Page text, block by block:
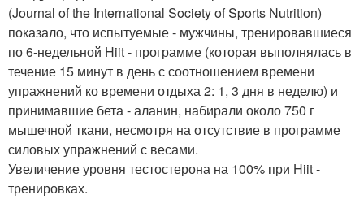
(Journal of the International Society of Sports Nutrition)
показало, что испытуемые - мужчины, тренировавшиеся
по 6-недельной Hiit - программе (которая выполнялась в
течение 15 минут в день с соотношением времени
упражнений ко времени отдыха 2: 1, 3 дня в неделю) и
принимавшие бета - аланин, набирали около 750 г
мышечной ткани, несмотря на отсутствие в программе
силовых упражнений с весами.
Увеличение уровня тестостерона на 100% при Hiit -
тренировках.